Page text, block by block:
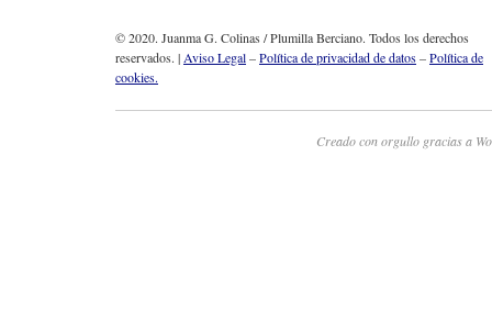
© 2020. Juanma G. Colinas / Plumilla Berciano. Todos los derechos
reservados. | Aviso Legal–Política de privacidad de datos–Política de
cookies.
Creado con orgullo gracias a